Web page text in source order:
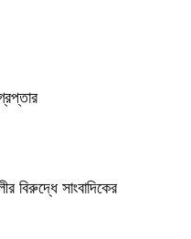
বিরুদ্ধে সাংবাদিকের